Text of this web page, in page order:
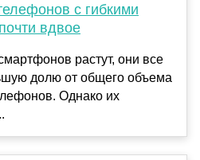
с гибкими
вдвое
растут, они все
долю от общего объема
Однако их